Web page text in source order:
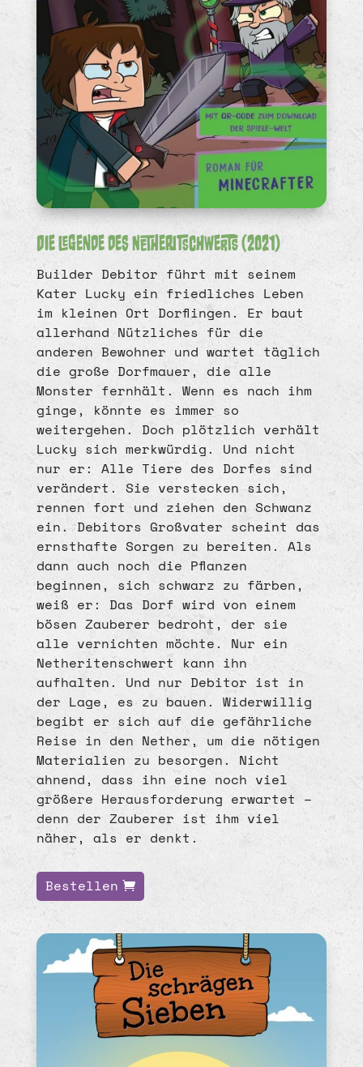
Die Legende des Netheritschwerts (2021)
Builder Debitor führt mit seinem
Kater Lucky ein friedliches Leben
im kleinen Ort Dorflingen. Er baut
allerhand Nützliches für die
anderen Bewohner und wartet täglich
die große Dorfmauer, die alle
Monster fernhält. Wenn es nach ihm
ginge, könnte es immer so
weitergehen. Doch plötzlich verhält
Lucky sich merkwürdig. Und nicht
nur er: Alle Tiere des Dorfes sind
verändert. Sie verstecken sich,
rennen fort und ziehen den Schwanz
ein. Debitors Großvater scheint das
ernsthafte Sorgen zu bereiten. Als
dann auch noch die Pflanzen
beginnen, sich schwarz zu färben,
weiß er: Das Dorf wird von einem
bösen Zauberer bedroht, der sie
alle vernichten möchte. Nur ein
Netheritenschwert kann ihn
aufhalten. Und nur Debitor ist in
der Lage, es zu bauen. Widerwillig
begibt er sich auf die gefährliche
Reise in den Nether, um die nötigen
Materialien zu besorgen. Nicht
ahnend, dass ihn eine noch viel
größere Herausforderung erwartet –
denn der Zauberer ist ihm viel
näher, als er denkt.
Bestellen